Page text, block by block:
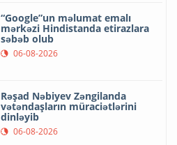
“Google”un məlumat emalı
mərkəzi Hindistanda etirazlara
səbəb olub
06-08-2026
Rəşad Nəbiyev Zəngilanda
vətəndaşların müraciətlərini
dinləyib
06-08-2026